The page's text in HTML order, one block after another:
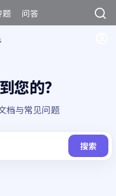
题 问答
您的？
档与常见问题
搜索